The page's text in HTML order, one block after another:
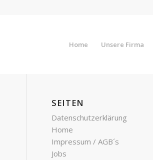
Home Unsere Firma
SEITEN
Datenschutzerklärung
Home
Impressum / AGB´s
Jobs